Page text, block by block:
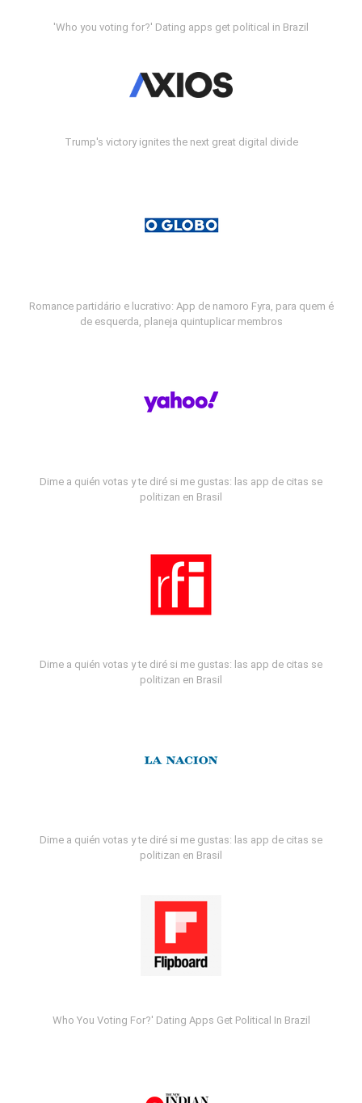
'Who you voting for?' Dating apps get political in Brazil
Trump's victory ignites the next great digital divide
Romance partidário e lucrativo: App de namoro Fyra, para quem é
de esquerda, planeja quintuplicar membros
Dime a quién votas y te diré si me gustas: las app de citas se
politizan en Brasil
Dime a quién votas y te diré si me gustas: las app de citas se
politizan en Brasil
Dime a quién votas y te diré si me gustas: las app de citas se
politizan en Brasil
Who You Voting For?' Dating Apps Get Political In Brazil